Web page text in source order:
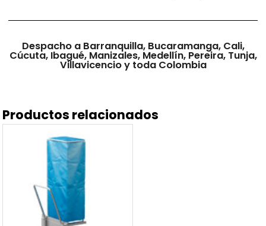
Despacho a Barranquilla, Bucaramanga, Cali,
Cúcuta, Ibagué, Manizales, Medellín, Pereira, Tunja,
Villavicencio y toda Colombia
Productos relacionados